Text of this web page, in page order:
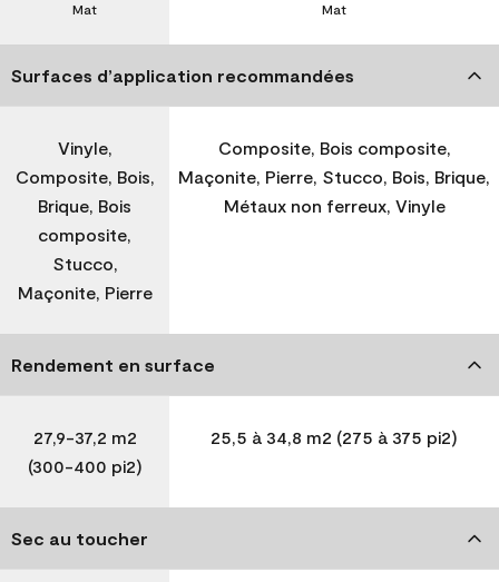
Mat Mat
Surfaces d’application recommandées
Vinyle,
Composite, Bois,
Brique, Bois
composite,
Stucco,
Maçonite, Pierre
Composite, Bois composite,
Maçonite, Pierre, Stucco, Bois, Brique,
Métaux non ferreux, Vinyle
Rendement en surface
27,9-37,2 m2
(300-400 pi2)
25,5 à 34,8 m2 (275 à 375 pi2)
Sec au toucher